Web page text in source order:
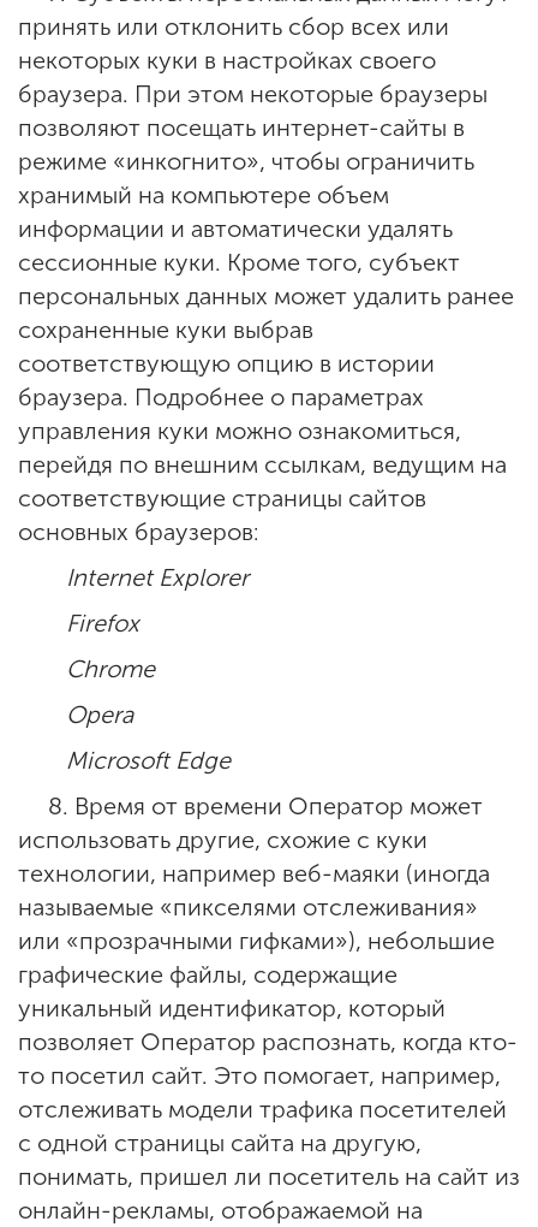
принять или отклонить сбор всех или
некоторых куки в настройках своего
браузера. При этом некоторые браузеры
позволяют посещать интернет-сайты в
режиме «инкогнито», чтобы ограничить
хранимый на компьютере объем
информации и автоматически удалять
сессионные куки. Кроме того, субъект
персональных данных может удалить ранее
сохраненные куки выбрав
соответствующую опцию в истории
браузера. Подробнее о параметрах
управления куки можно ознакомиться,
перейдя по внешним ссылкам, ведущим на
соответствующие страницы сайтов
основных браузеров:
Internet Explorer
Firefox
Chrome
Opera
Microsoft Edge
8. Время от времени Оператор может
использовать другие, схожие с куки
технологии, например веб-маяки (иногда
называемые «пикселями отслеживания»
или «прозрачными гифками»), небольшие
графические файлы, содержащие
уникальный идентификатор, который
позволяет Оператор распознать, когда кто-
то посетил сайт. Это помогает, например,
отслеживать модели трафика посетителей
с одной страницы сайта на другую,
понимать, пришел ли посетитель на сайт из
онлайн-рекламы, отображаемой на